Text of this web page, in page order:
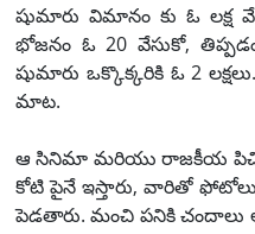
షుమారు విమానం కు ఓ లక్ష
భోజనం ఓ 20 వేసుకో,
షుమారు ఒక్కొక్కరికి ఓ 2
మాట.
ఆ సినిమా మరియు రాజకీయ పిచ్చి
కోటి పైనే ఇస్తారు, వారితో
పెడతారు. మంచి పనికి చందాలు